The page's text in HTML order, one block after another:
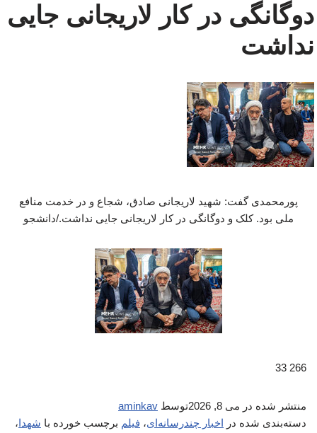
دوگانگی در کار لاریجانی جایی
نداشت
پورمحمدی گفت: شهید لاریجانی صادق، شجاع و در خدمت منافع
ملی بود. کلک و دوگانگی در کار لاریجانی جایی نداشت./دانشجو
266 33
منتشر شده در می 8, 2026 توسط aminkav
دسته‌بندی شده در اخبار چندرسانه‌ای، فیلم برچسب خورده با شهدا،